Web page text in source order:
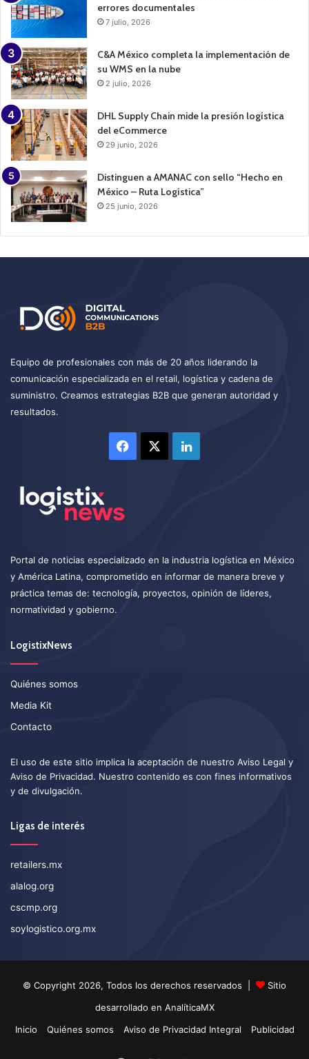
errores documentales
7 julio, 2026
C&A México completa la implementación de
su WMS en la nube
2 julio, 2026
DHL Supply Chain mide la presión logística
del eCommerce
29 junio, 2026
Distinguen a AMANAC con sello “Hecho en
México – Ruta Logística”
25 junio, 2026
Equipo de profesionales con más de 20 años liderando la
comunicación especializada en el retail, logística y cadena de
suministro. Creamos estrategias B2B que generan autoridad y
resultados.
Facebook LinkedIn
Portal de noticias especializado en la industria logística en México
y América Latina, comprometido en informar de manera breve y
práctica temas de: tecnología, proyectos, opinión de líderes,
normatividad y gobierno.
LogistixNews
Quiénes somos
Media Kit
Contacto
El uso de este sitio implica la aceptación de nuestro Aviso Legal y
Aviso de Privacidad. Nuestro contenido es con fines informativos
y de divulgación.
Ligas de interés
retailers.mx
alalog.org
cscmp.org
soylogistico.org.mx
© Copyright 2026, Todos los derechos reservados |
Sitio
desarrollado en AnalíticaMX
Inicio
Quiénes somos Aviso de Privacidad Integral Publicidad